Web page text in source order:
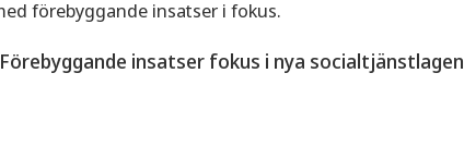
Förebyggande insatser fokus i nya socialtjänstlagen